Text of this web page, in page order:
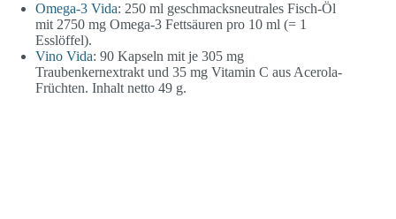
Omega-3 Vida: 250 ml geschmacksneutrales Fisch-Öl
mit 2750 mg Omega-3 Fettsäuren pro 10 ml (= 1
Esslöffel).
Vino Vida: 90 Kapseln mit je 305 mg
Traubenkernextrakt und 35 mg Vitamin C aus Acerola-
Früchten. Inhalt netto 49 g.